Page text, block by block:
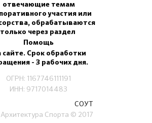
отвечающие темам
участия или
обрабатываются
только через раздел
Помощь
сайте. Срок обработки
- 3 рабочих дня.
ОГРН: 1167746111191
ИНН: 9717014483
СОУТ
Спорта © 2017